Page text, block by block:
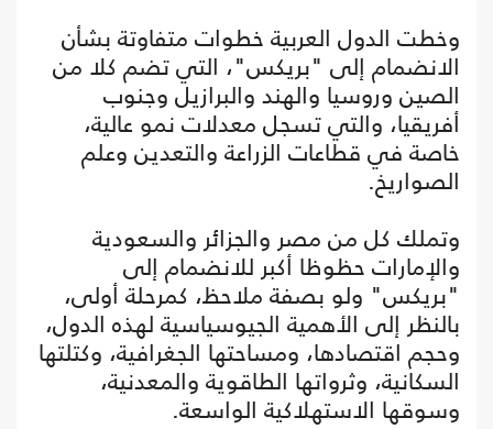
وخطت الدول العربية خطوات متفاوتة بشأن
الانضمام إلى "بريكس"، التي تضم كلا من
الصين وروسيا والهند والبرازيل وجنوب
أفريقيا، والتي تسجل معدلات نمو عالية،
خاصة في قطاعات الزراعة والتعدين وعلم
الصواريخ.
وتملك كل من مصر والجزائر والسعودية
والإمارات حظوظا أكبر للانضمام إلى
"بريكس" ولو بصفة ملاحظ، كمرحلة أولى،
بالنظر إلى الأهمية الجيوسياسية لهذه الدول،
وحجم اقتصادها، ومساحتها الجغرافية، وكتلتها
السكانية، وثرواتها الطاقوية والمعدنية،
وسوقها الاستهلاكية الواسعة.